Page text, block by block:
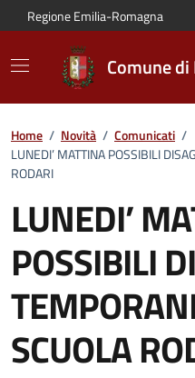
Vai al contenuto principale
Vai alla navigazione del sito
Vai al piede di pagina
Regione Emilia-Romagna
Comune
Home / Novità / Comunicati /
LUNEDI’ MATTINA POSSIBILI
RODARI
LUNEDI’
POSSIBILI
SCUOLA